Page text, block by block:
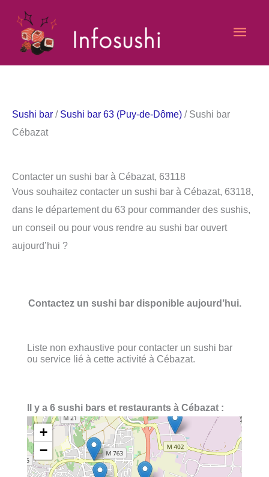
contenu
Sushi bar / Sushi bar 63 (Puy-de-Dôme) / Sushi bar
Cébazat
Contacter un sushi bar à Cébazat, 63118
Vous souhaitez contacter un sushi bar à Cébazat, 63118,
dans le département du 63 pour commander des sushis,
un conseil ou pour vous rendre au sushi bar ouvert
aujourd’hui ?
Contactez un sushi bar disponible aujourd’hui.
Liste non exhaustive pour contacter un sushi bar
ou service lié à cette activité à Cébazat.
Il y a 6 sushi bars et restaurants à Cébazat :
+
−